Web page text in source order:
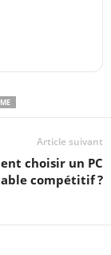
Article suivant
choisir un PC
compétitif ?